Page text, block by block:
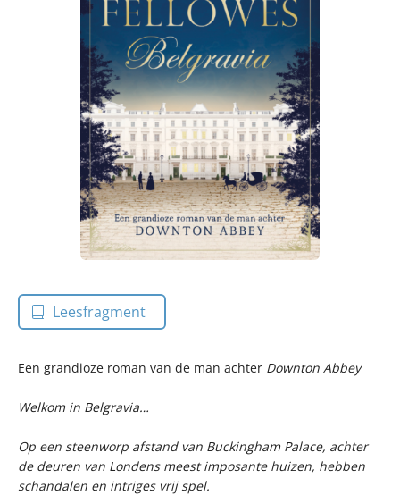
Leesfragment
Een grandioze roman van de man achter Downton Abbey
Welkom in Belgravia…
Op een steenworp afstand van Buckingham Palace, achter
de deuren van Londens meest imposante huizen, hebben
schandalen en intriges vrij spel.